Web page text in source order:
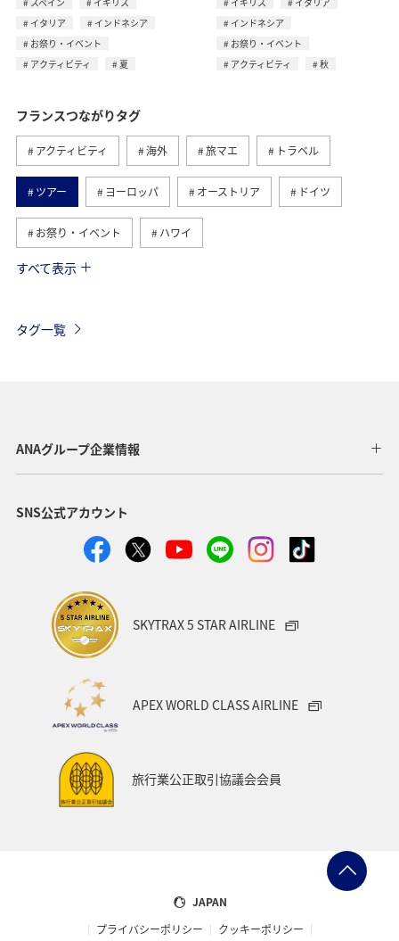
イタリア
インドネシア
お祭り・イベント
アクティビティ
夏
インドネシア
お祭り・イベント
アクティビティ
秋
フランスつながりタグ
アクティビティ 海外 旅マエ トラベル
ツアー ヨーロッパ オーストリア ドイツ
お祭り・イベント ハワイ
アメリカ
韓国 秋 ANA Mall ライフ 日常
ショッピング＆ライフ
年末年始 クリスマス
すべて表示
タグ一覧
ANAグループ企業情報
SNS公式アカウント
SKYTRAX 5 STAR AIRLINE
APEX WORLD CLASS AIRLINE
旅行業公正取引協議会会員
JAPAN
プライバシーポリシー
クッキーポリシー